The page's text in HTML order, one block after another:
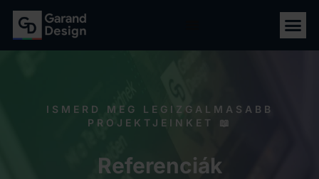
ISMERD MEG LEGIZGALMASABB
PROJEKTJEINKET 📖
Referenciák